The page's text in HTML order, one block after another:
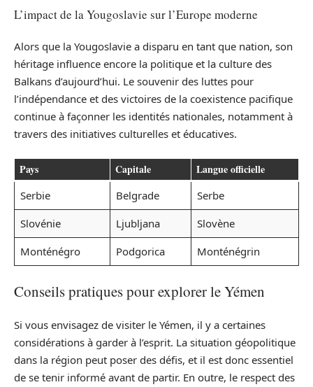
L’impact de la Yougoslavie sur l’Europe moderne
Alors que la Yougoslavie a disparu en tant que nation, son
héritage influence encore la politique et la culture des
Balkans d’aujourd’hui. Le souvenir des luttes pour
l’indépendance et des victoires de la coexistence pacifique
continue à façonner les identités nationales, notamment à
travers des initiatives culturelles et éducatives.
Pays Capitale Langue officielle
Serbie Belgrade
Serbe
Slovénie
Ljubljana
Slovène
Monténégro
Podgorica Monténégrin
Conseils pratiques pour explorer le Yémen
Si vous envisagez de visiter le Yémen, il y a certaines
considérations à garder à l’esprit. La situation géopolitique
dans la région peut poser des défis, et il est donc essentiel
de se tenir informé avant de partir. En outre, le respect des